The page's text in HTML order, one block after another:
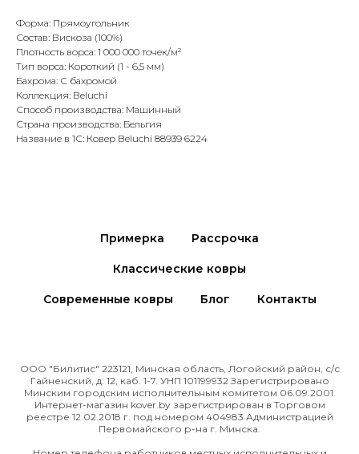
Форма: Прямоугольник
Состав: Вискоза (100%)
Плотность ворса: 1 000 000 точек/м²
Тип ворса: Короткий (1 - 6,5 мм)
Бахрома: С бахромой
Коллекция: Beluchi
Способ производства: Машинный
Страна производства: Бельгия
Название в 1С: Ковер Beluchi 88939 6224
Примерка Рассрочка
Классические ковры
Современные ковры Блог Контакты
ООО "Билитис" 223121, Минская область, Логойский район, с/с
Гайненский, д. 12, каб. 1-7. УНП 101199932 Зарегистрировано
Минским городским исполнительным комитетом 06.09.2001.
Интернет-магазин kover.by зарегиcтрирован в Торговом
реестре 12.02.2018 г. под номером 404983 Администрацией
Первомайского р-на г. Минска.